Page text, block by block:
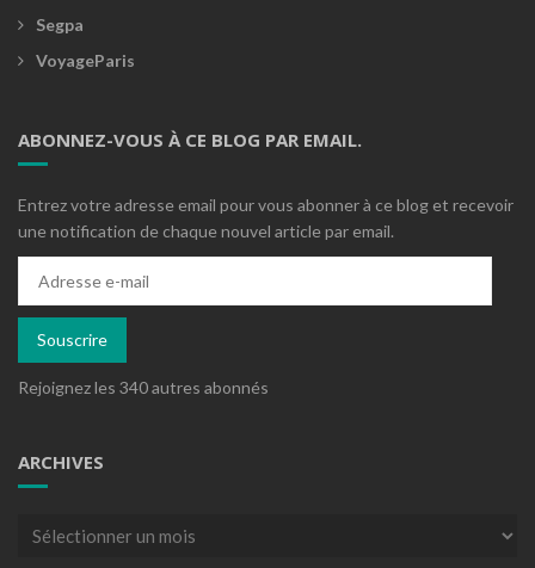
Segpa
VoyageParis
ABONNEZ-VOUS À CE BLOG PAR EMAIL.
Entrez votre adresse email pour vous abonner à ce blog et recevoir
une notification de chaque nouvel article par email.
mail
Souscrire
Rejoignez les 340 autres abonnés
ARCHIVES
Archives